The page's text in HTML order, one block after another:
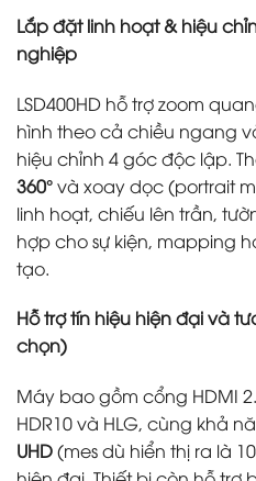
Lắp đặt linh hoạt & hiệu
nghiệp
LSD400HD hỗ trợ zoom
hình theo cả chiều ngang
hiệu chỉnh 4 góc độc lập.
360°và xoay dọc (portrait
linh hoạt, chiếu lên trần,
hợp cho sự kiện, mapping
tạo.
Hỗ trợ tín hiệu hiện đại và
chọn)
Máy bao gồm cổng HDMI
HDR10 và HLG, cùng khả
UHD(mes dù hiển thị ra là